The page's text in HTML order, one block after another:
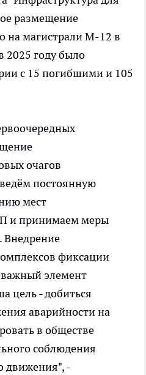
размещение
на магистрали М-12 в
2025 году было
с 15 погибшими и 105
очагов
постоянную
мест
и принимаем меры
Внедрение
фиксации
элемент
цель - добиться
аварийности на
в обществе
соблюдения
движения", -